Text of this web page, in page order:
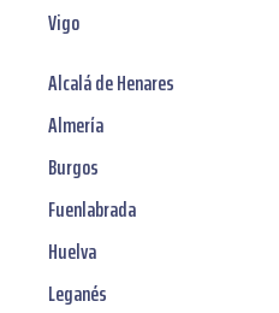
Vigo
Alcalá de Henares
Almería
Burgos
Fuenlabrada
Huelva
Leganés